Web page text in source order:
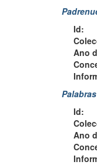
Id:
Ano
Id:
Ano